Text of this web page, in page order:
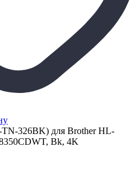
326BK) для Brother HL-
Bk, 4K